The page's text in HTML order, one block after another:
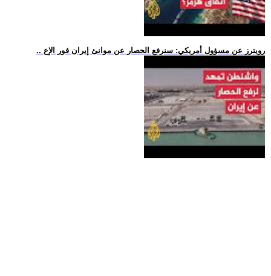
.. رويترز عن مسؤول أمريكي: سنرفع الحصار عن موانئ إيران فور الإع